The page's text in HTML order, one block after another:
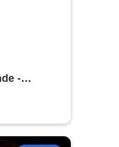
-
Comedy